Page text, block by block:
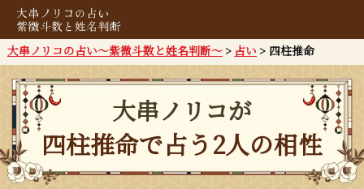
大串ノリコの占い～紫微斗数と姓名判断～ 占い 四柱推命
大串ノリコが
四柱推命で占う2人の相性